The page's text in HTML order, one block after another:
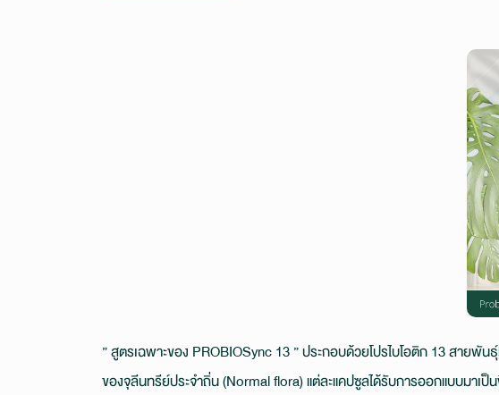
” สูตรเฉพาะของ PROBIOSync 13 ” ประกอบด้วยโปรไบโอติก 13 สา
ของจุลีนทรีย์ประจำถิ่น (Normal flora) แต่ละแคปซูลได้รับการออกแบบมาเป็